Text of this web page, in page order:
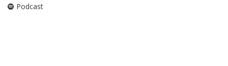
Podcast